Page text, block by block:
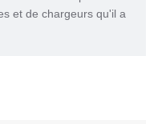
et de chargeurs qu'il a